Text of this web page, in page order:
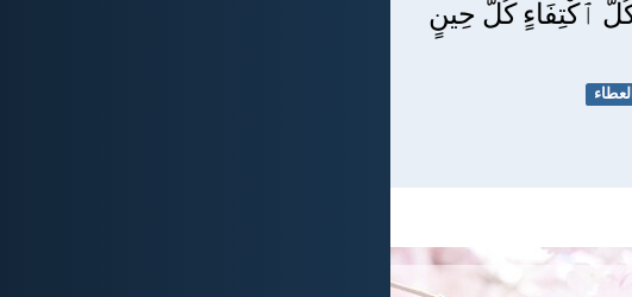
ٱكْتِفَاءٍ كُلَّ حِينٍ
العطاء